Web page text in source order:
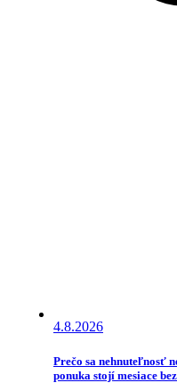
4.8.2026
Prečo sa nehnuteľnosť
ponuka stojí mesiace